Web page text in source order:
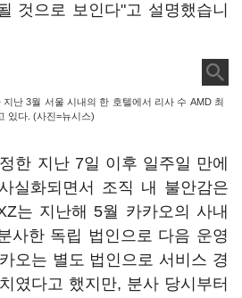
것으로 보인다"고 설명했습니
난 3월 서울 시내의 한 호텔에서 리사 수 AMD 최
있다. (사진=뉴시스)
한 지난 7일 이후 일주일 만에
실화되면서 조직 내 불안감은
는 지난해 5월 카카오의 사내
사한 독립 법인으로 다음 운영
오는 별도 법인으로 서비스 경
였다고 했지만, 분사 당시부터